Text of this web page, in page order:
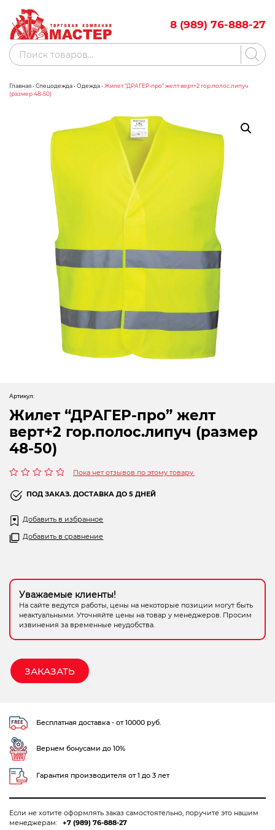
content
8 (989) 76-888-27
Акции Бренды
Водоснабжение
Измерительное оборудование
Инструмент ручной
Клининговое оборудование
Компрессорное оборудование
Новогодние товары
Отопление и климат
Подарочные сертификаты
Расходные материалы и оснастка
Сварочное оборудование
Спецодежда
Электроинструмент
Поиск
товаров
Главная• Спецодежда• Одежда• Жилет “ДРАГЕР-про” желт верт+2 гор.полос.липуч
(размер 48-50)
Артикул:
Жилет “ДРАГЕР-про” желт
верт+2 гор.полос.липуч (размер
48-50)
0
из
Пока нет отзывов по этому товару.
ПОД ЗАКАЗ. ДОСТАВКА ДО 5 ДНЕЙ
Добавить в избранное
Добавить в сравнение
Уважаемые клиенты!
На сайте ведутся работы, цены на некоторые позиции могут быть
неактуальными. Уточняйте цены на товар у менеджеров. Просим
извинения за временные неудобства.
ЗАКАЗАТЬ
Бесплатная доставка - от 10000 руб.
Вернем бонусами до 10%
Гарантия производителя от 1 до 3 лет
Если не хотите оформлять заказ самостоятельно, поручите это нашим
менеджерам:
+7 (989) 76-888-27